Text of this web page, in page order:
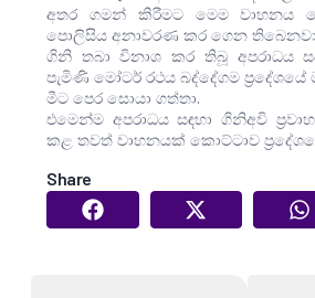
අතර ගමන් කිරීමට මෙම වාහනය
පොලිසිය අනාවරණ කර ගෙන
ගිනි තබා විනාශ කර තිබූ අපරාධය
පැමිණි මෝටර් රථය බද්දේගම
මීට පෙර සොයා ගත්තා.
එමෙන්ම අපරාධය සඳහා ගිනිඅවි
කළ තවත් වාහනයක් කොට්ටාව
Share